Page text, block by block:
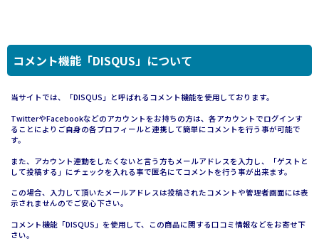
コメント機能「DISQUS」について
当サイトでは、「DISQUS」と呼ばれるコメント機能を使用しております。
TwitterやFacebookなどのアカウントをお持ちの方は、各アカウントでログインす
ることによりご自身の各プロフィールと連携して簡単にコメントを行う事が可能で
す。
また、アカウント連動をしたくないと言う方もメールアドレスを入力し、「ゲストと
して投稿する」にチェックを入れる事で匿名にてコメントを行う事が出来ます。
この場合、入力して頂いたメールアドレスは投稿されたコメントや管理者画面には表
示されませんのでご安心下さい。
コメント機能「DISQUS」を使用して、この商品に関する口コミ情報などをお寄せ下
さい。